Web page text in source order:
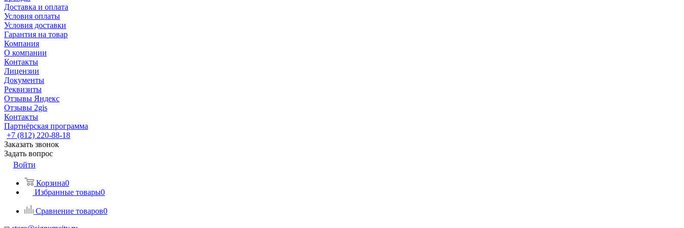
Доставка и оплата
Условия оплаты
Условия доставки
Гарантия на товар
Компания
О компании
Контакты
Лицензии
Документы
Реквизиты
Отзывы Яндекс
Отзывы 2gis
Контакты
Партнёрская программа
+7 (812) 220-88-18
Заказать звонок
Задать вопрос
Войти
Корзина0
Избранные товары0
Сравнение товаров0